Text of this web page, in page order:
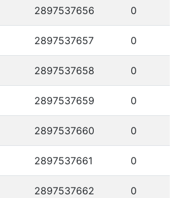
2897537656 0
2897537657 0
2897537658 0
2897537659 0
2897537660 0
2897537661 0
2897537662 0